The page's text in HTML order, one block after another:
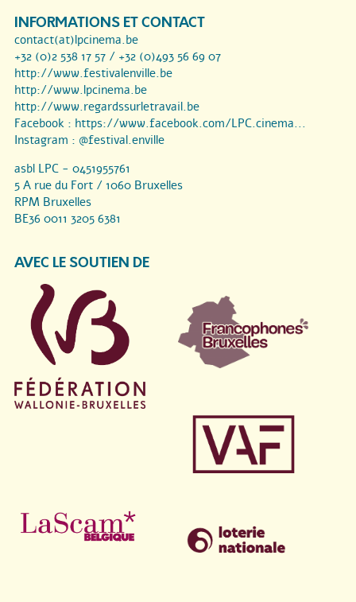
INFORMATIONS ET CONTACT
contact(at)lpcinema.be
+32 (0)2 538 17 57 / +32 (0)493 56 69 07
http://www.festivalenville.be
http://www.lpcinema.be
http://www.regardssurletravail.be
Facebook : https://www.facebook.com/LPC.cinema...
Instagram : @festival.enville
asbl LPC - 0451955761
5 A rue du Fort / 1060 Bruxelles
RPM Bruxelles
BE36 0011 3205 6381
AVEC LE SOUTIEN DE